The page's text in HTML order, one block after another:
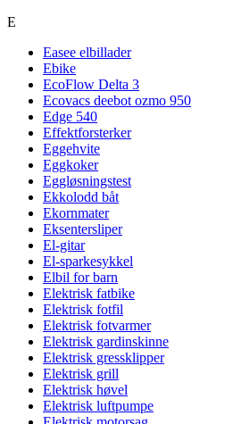
E
Easee elbillader
Ebike
EcoFlow Delta 3
Ecovacs deebot ozmo 950
Edge 540
Effektforsterker
Eggehvite
Eggkoker
Eggløsningstest
Ekkolodd båt
Ekornmater
Eksentersliper
El-gitar
El-sparkesykkel
Elbil for barn
Elektrisk fatbike
Elektrisk fotfil
Elektrisk fotvarmer
Elektrisk gardinskinne
Elektrisk gressklipper
Elektrisk grill
Elektrisk høvel
Elektrisk luftpumpe